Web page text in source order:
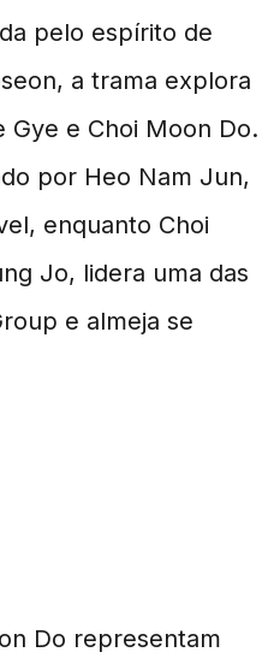
pelo espírito de
a trama explora
Gye e Choi Moon Do.
por Heo Nam Jun,
enquanto Choi
Jo, lidera uma das
e almeja se
Do representam